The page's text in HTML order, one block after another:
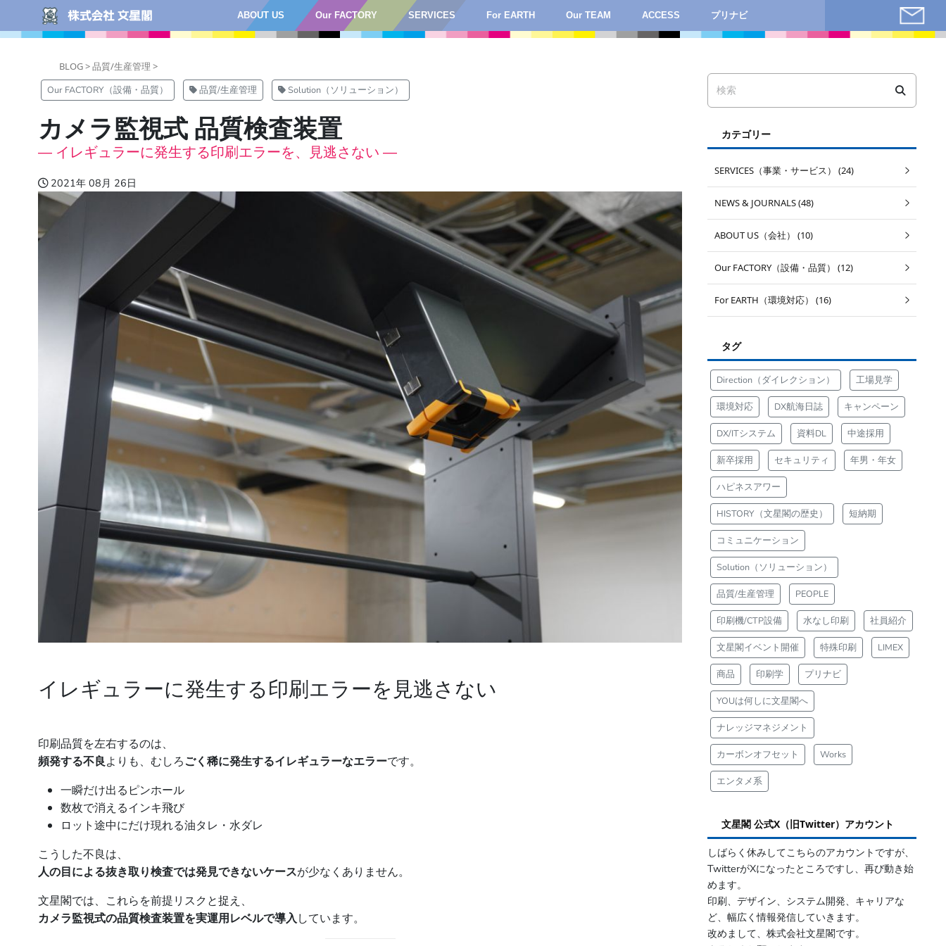
ABOUT US Our FACTORY SERVICES For EARTH Our TEAM ACCESS プリナビ
BLOG >品質/生産管理 >
Our FACTORY（設備・品質） 品質/生産管理 Solution（ソリューション）
カメラ監視式 品質検査装置
― イレギュラーに発生する印刷エラーを、見逃さない ―
2021年 08月 26日
イレギュラーに発生する印刷エラーを見逃さない
印刷品質を左右するのは、
頻発する不良よりも、むしろごく稀に発生するイレギュラーなエラーです。
一瞬だけ出るピンホール
数枚で消えるインキ飛び
ロット途中にだけ現れる油タレ・水ダレ
こうした不良は、
人の目による抜き取り検査では発見できないケースが少なくありません。
文星閣では、これらを前提リスクと捉え、
カメラ監視式の品質検査装置を実運用レベルで導入しています。
カテゴリー
SERVICES（事業・サービス） (24)
NEWS & JOURNALS (48)
ABOUT US（会社） (10)
Our FACTORY（設備・品質） (12)
For EARTH（環境対応） (16)
タグ
Direction（ダイレクション） 工場見学
環境対応 DX航海日誌 キャンペーン
DX/ITシステム 資料DL 中途採用
新卒採用 セキュリティ 年男・年女
ハピネスアワー
HISTORY（文星閣の歴史） 短納期
コミュニケーション
Solution（ソリューション）
品質/生産管理 PEOPLE
印刷機/CTP設備 水なし印刷 社員紹介
文星閣イベント開催 特殊印刷 LIMEX
商品 印刷学 プリナビ
YOUは何しに文星閣へ
ナレッジマネジメント
カーボンオフセット Works
エンタメ系
文星閣 公式X（旧Twitter）アカウント
しばらく休みしてこちらのアカウントですが、
TwitterがXになったところですし、再び動き始
めます。
印刷、デザイン、システム開発、キャリアな
ど、幅広く情報発信していきます。
改めまして、株式会社文星閣です。